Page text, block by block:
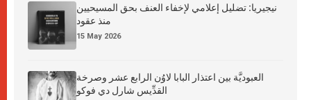
نيجيريا: تضليل إعلامي لإخفاء العنف بحق المسيحيين
منذ عقود
15 May 2026
العبوديَّة بين اعتذار البابا لاوُن الرابع عشر وصرخة
القدِّيس شارل دي فوكو